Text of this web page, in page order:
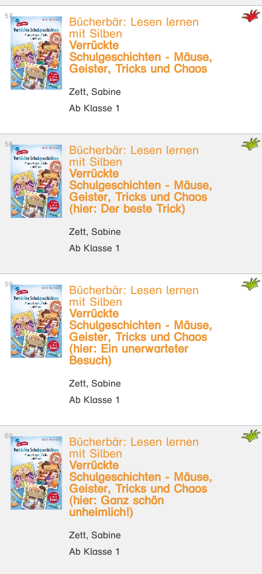
Bücherbär: Lesen lernen
mit Silben
Verrückte
Schulgeschichten - Mäuse,
Geister, Tricks und Chaos
Zett, Sabine
Ab Klasse 1
Bücherbär: Lesen lernen
mit Silben
Verrückte
Schulgeschichten - Mäuse,
Geister, Tricks und Chaos
(hier: Der beste Trick)
Zett, Sabine
Ab Klasse 1
Bücherbär: Lesen lernen
mit Silben
Verrückte
Schulgeschichten - Mäuse,
Geister, Tricks und Chaos
(hier: Ein unerwarteter
Besuch)
Zett, Sabine
Ab Klasse 1
Bücherbär: Lesen lernen
mit Silben
Verrückte
Schulgeschichten - Mäuse,
Geister, Tricks und Chaos
(hier: Ganz schön
unheimlich!)
Zett, Sabine
Ab Klasse 1